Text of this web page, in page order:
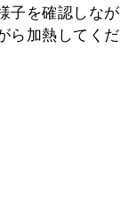
子を確認しなが
ら加熱してくだ